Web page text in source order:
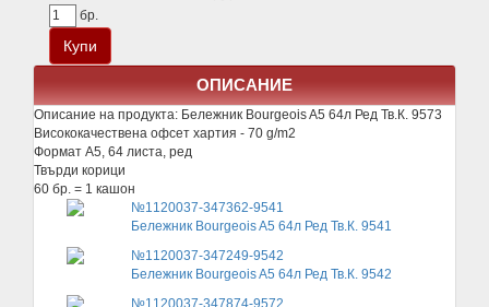
бр.
ОПИСАНИЕ
Описание на продукта: Бележник Bourgeois A5 64л Ред Тв.К. 9573
Висококачествена офсет хартия - 70 g/m2
Формат A5, 64 листа, ред
Твърди корици
60 бр. = 1 кашон
№1120037-347362-9541
Бележник Bourgeois A5 64л Ред Тв.К. 9541
№1120037-347249-9542
Бележник Bourgeois A5 64л Ред Тв.К. 9542
№1120037-347874-9572